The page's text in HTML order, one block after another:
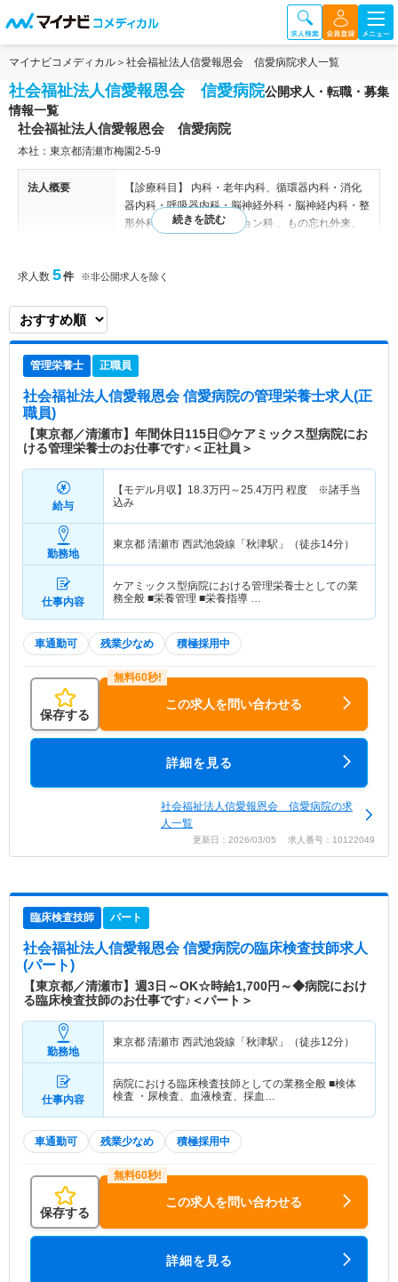
マイナビコメディカル 社会福祉法人信愛報恩会 信愛病院求人一覧
社会福祉法人信愛報恩会 信愛病院公開求人・転職・募集
情報一覧
社会福祉法人信愛報恩会 信愛病院
本社：東京都清瀬市梅園2‐5‐9
法人概要
【診療科目】 内科・老年内科、循環器内科・消化
器内科・呼吸器内科・脳神経外科・脳神経内科・整
形外科・リハビリテーション科 、もの忘れ外来、
愛訪問看護ステーションほほえみ／しんあい清戸の
病院情報補足
特色
信愛病院は、聖書の「信仰と希望と愛」から名づけ
社会で暮らせるように応援いたします。 当病院は
ビリテーション、認知症の介護などに重点をおいて
おります。 ご自宅で療養中の方のためには訪問診
ます。 当病院は経済的にお困りの方に無料または
低額診療事業をおこなっております。 病院は社会
に開かれた施設でありたいと願っております。 ボ
ランティア活動、定期ミニコンサート、公開講座、
無料送迎バスなどはどなたにもご参加、ご利用いた
だけます。 わたしたち職員は利用してくださる患
者さんやご家族に信頼されることを喜びといたしま
す。 日本医療機能評価機構による認定病院であり
ます。
求人数 5件 ※非公開求人を除く
管理栄養士 正職員
社会福祉法人信愛報恩会 信愛病院の管理栄養士求人(正
職員)
【東京都／清瀬市】年間休日115日◎ケアミックス型病院にお
ける管理栄養士のお仕事です♪＜正社員＞
給与
【モデル月収】 18.3万円～25.4万円 程度 ※諸手当
込み
勤務地
東京都 清瀬市 西武池袋線「秋津駅」（徒歩14分）
仕事内容
ケアミックス型病院における管理栄養士としての業
務全般 ■栄養管理 ■栄養指導 …
車通勤可 残業少なめ 積極採用中
保存する
この求人を問い合わせる
詳細を見る
社会福祉法人信愛報恩会 信愛病院の求
人一覧
更新日：2026/03/05 求人番号：10122049
臨床検査技師 パート
社会福祉法人信愛報恩会 信愛病院の臨床検査技師求人
(パート)
【東京都／清瀬市】週3日～OK☆時給1,700円～◆病院におけ
る臨床検査技師のお仕事です♪＜パート＞
勤務地
東京都 清瀬市 西武池袋線「秋津駅」（徒歩12分）
仕事内容
病院における臨床検査技師としての業務全般 ■検体
検査 ・尿検査、血液検査、採血…
車通勤可 残業少なめ 積極採用中
保存する
この求人を問い合わせる
詳細を見る